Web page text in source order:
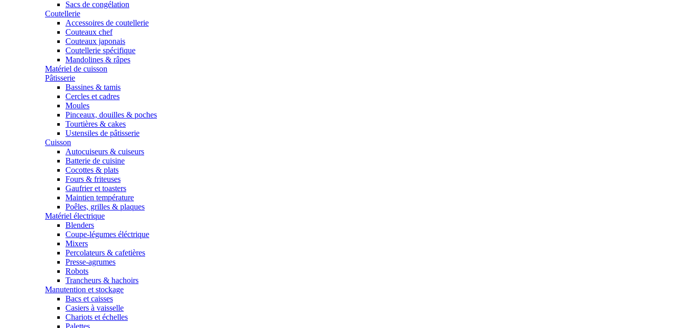
Sacs de congélation
Coutellerie
Accessoires de coutellerie
Couteaux chef
Couteaux japonais
Coutellerie spécifique
Mandolines & râpes
Matériel de cuisson
Pâtisserie
Bassines & tamis
Cercles et cadres
Moules
Pinceaux, douilles & poches
Tourtières & cakes
Ustensiles de pâtisserie
Cuisson
Autocuiseurs & cuiseurs
Batterie de cuisine
Cocottes & plats
Fours & friteuses
Gaufrier et toasters
Maintien température
Poêles, grilles & plaques
Matériel électrique
Blenders
Coupe-légumes éléctrique
Mixers
Percolateurs & cafetières
Presse-agrumes
Robots
Trancheurs & hachoirs
Manutention et stockage
Bacs et caisses
Casiers à vaisselle
Chariots et échelles
Palettes